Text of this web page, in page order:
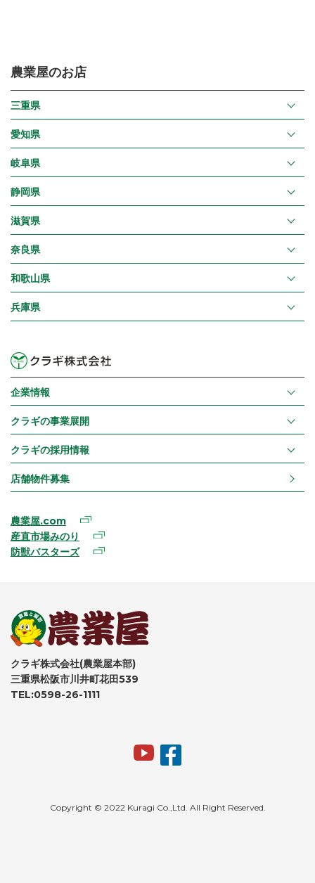
農業屋のお店
三重県
愛知県
岐阜県
静岡県
滋賀県
奈良県
和歌山県
兵庫県
企業情報
クラギの事業展開
クラギの採用情報
店舗物件募集
農業屋.com
産直市場みのり
防獣バスターズ
クラギ株式会社(農業屋本部)
三重県松阪市川井町花田539
TEL:0598-26-1111
Copyright © 2022 Kuragi Co.,Ltd. All Right Reserved.